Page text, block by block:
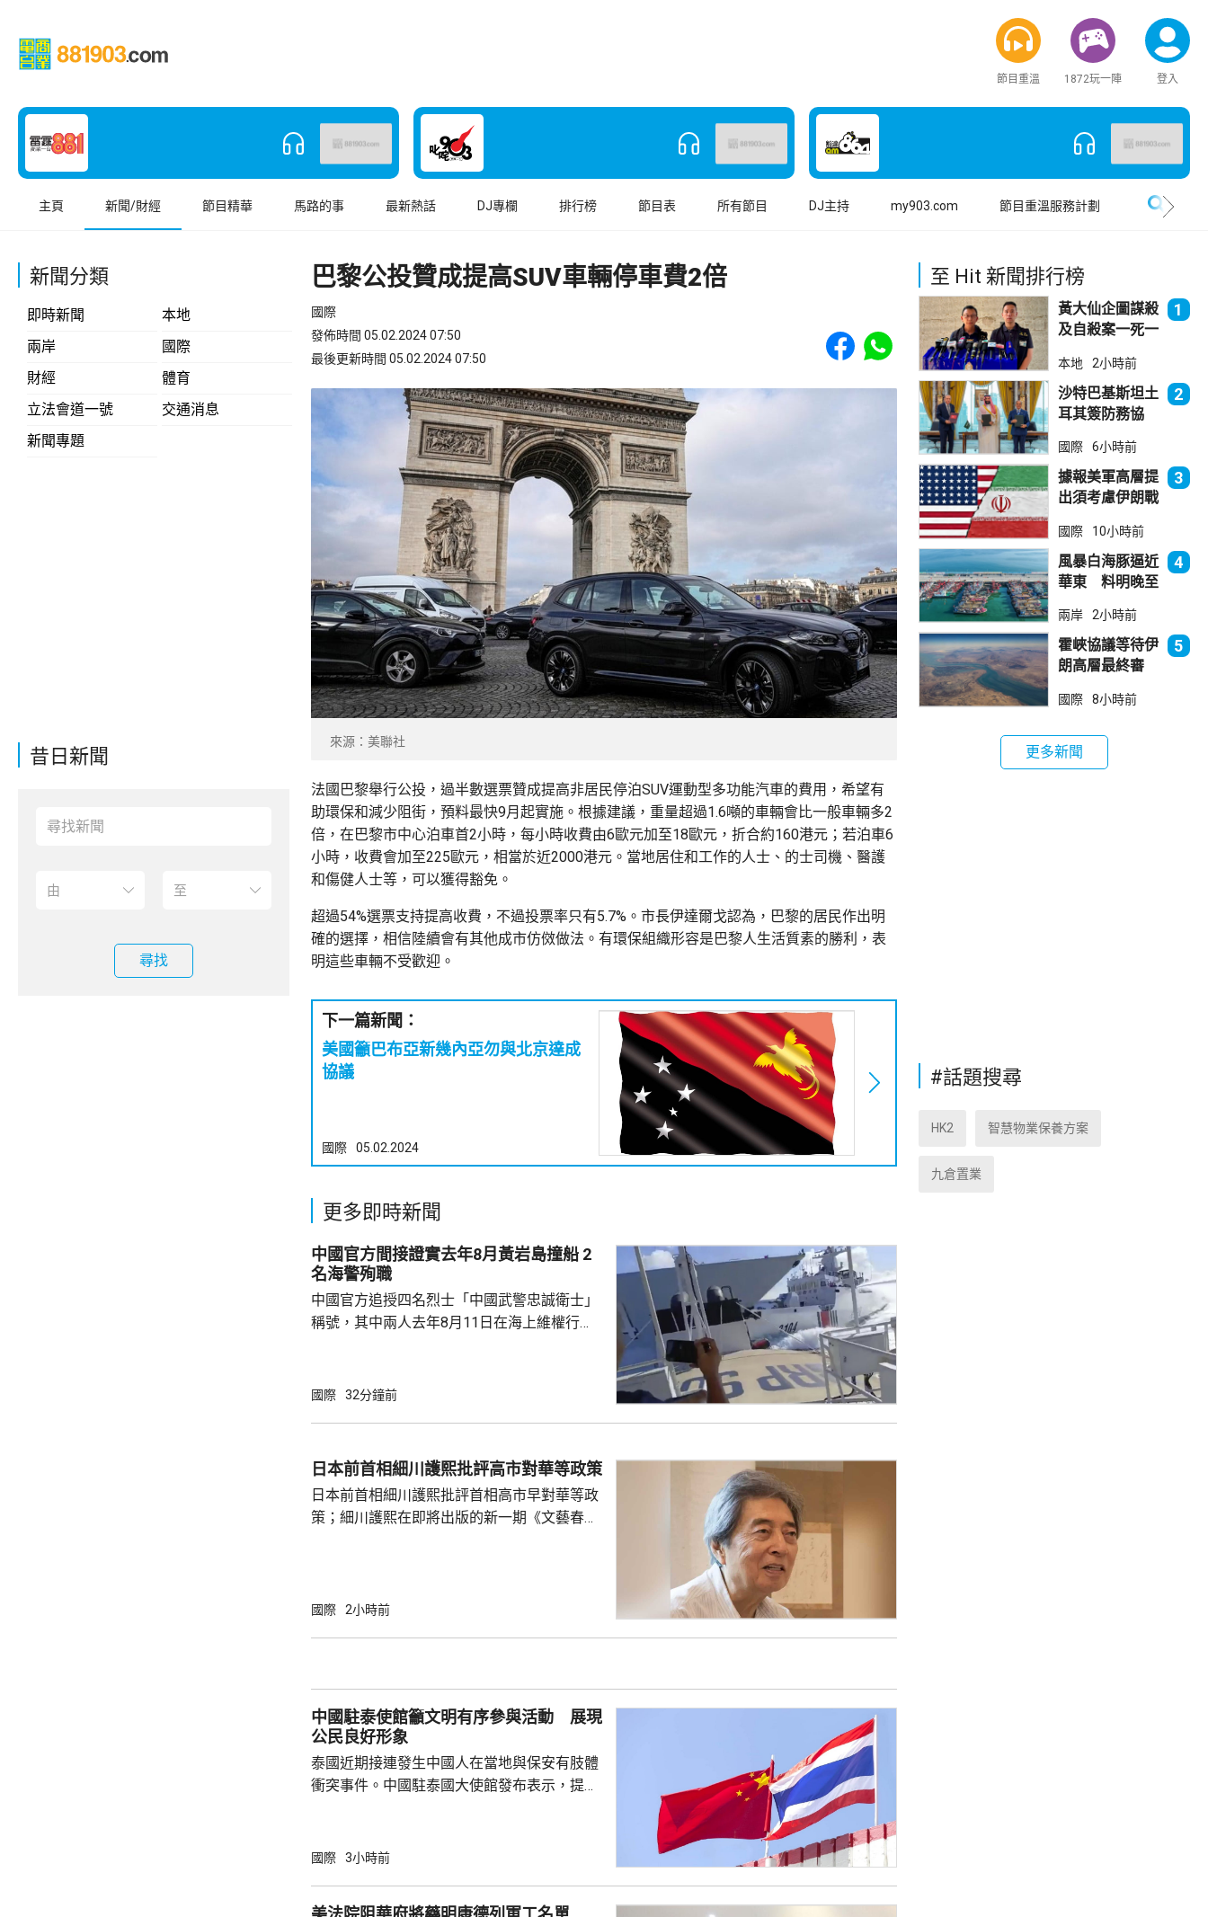
節目重溫 1872玩一陣 登入
主頁 新聞/財經 節目精華 馬路的事 最新熱話 DJ專欄 排行榜 節目表 所有節目 DJ主持 my903.com 節目重溫服務計劃
新聞分類
即時新聞
本地
兩岸
國際
財經
體育
立法會道一號
交通消息
新聞專題
昔日新聞
尋找
巴黎公投贊成提高SUV車輛停車費2倍
國際
發佈時間 05.02.2024 07:50
最後更新時間 05.02.2024 07:50
Share to Facebook
Share to WhatsApp
來源：美聯社
法國巴黎舉行公投，過半數選票贊成提高非居民停泊SUV運動型多功能汽車的費用，希望有
助環保和減少阻街，預料最快9月起實施。根據建議，重量超過1.6噸的車輛會比一般車輛多2
倍，在巴黎市中心泊車首2小時，每小時收費由6歐元加至18歐元，折合約160港元；若泊車6
小時，收費會加至225歐元，相當於近2000港元。當地居住和工作的人士、的士司機、醫護
和傷健人士等，可以獲得豁免。
超過54%選票支持提高收費，不過投票率只有5.7%。市長伊達爾戈認為，巴黎的居民作出明
確的選擇，相信陸續會有其他成市仿傚做法。有環保組織形容是巴黎人生活質素的勝利，表
明這些車輛不受歡迎。
下一篇新聞：
美國籲巴布亞新幾內亞勿與北京達成
協議
國際 05.02.2024
更多即時新聞
中國官方間接證實去年8月黃岩島撞船 2
名海警殉職
中國官方追授四名烈士「中國武警忠誠衛士」
稱號，其中兩人去年8月11日在海上維權行動
意味中國時隔一年首次間接證實撞船事件造成
去年8月11日參與南海一線維權行動犧牲，被
追記一等功。25歲的程龍同日在海上維權行動
中不幸犧牲，同樣追記一等功。...
國際 32分鐘前
日本前首相細川護熙批評高市對華等政策
日本前首相細川護熙批評首相高市早對華等政
策；細川護熙在即將出版的新一期《文藝春
施，打破僵局，難免被批評是不負責任。他認
國際 2小時前
中國駐泰使館籲文明有序參與活動 展現
公民良好形象
泰國近期接連發生中國人在當地與保安有肢體
衝突事件。中國駐泰國大使館發布表示，提醒
定，文明旅遊、禮貌待人，展現中國公民良好
國際 3小時前
至 Hit 新聞排行榜
黃大仙企圖謀殺
及自殺案一死一
1
本地 2小時前
沙特巴基斯坦土
耳其簽防務協
林團結
2
國際 6小時前
據報美軍高層提
出須考慮伊朗戰
3
國際 10小時前
風暴白海豚逼近
華東 料明晚至
帶
4
兩岸 2小時前
霍峽協議等待伊
朗高層最終審
航道後解除封鎖
5
國際 8小時前
更多新聞
#話題搜尋
HK2 智慧物業保養方案
九倉置業